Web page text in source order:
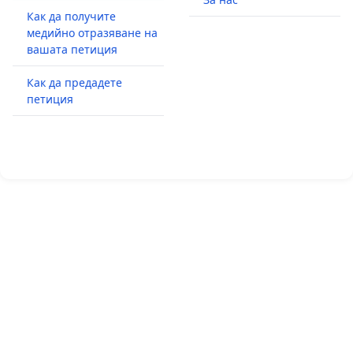
Как да получите
медийно отразяване на
вашата петиция
Как да предадете
петиция